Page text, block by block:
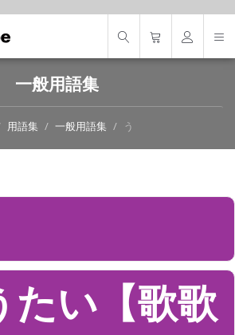
一般用語集
用語集 一般用語集 う
たい【歌歌